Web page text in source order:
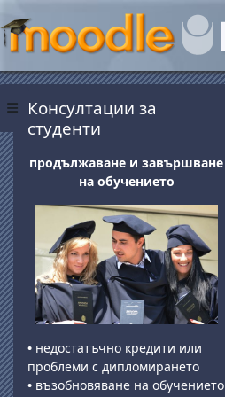
Pannello laterale
Blocchi
Консултации за
студенти
продължаване и завършване
на обучението
• недостатъчно кредити или
проблеми с дипломирането
• възобновяване на обучението